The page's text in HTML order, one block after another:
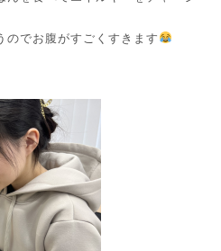
のでお腹がすごくすきます